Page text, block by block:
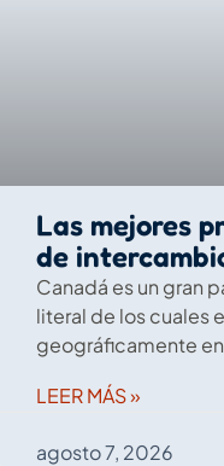
Las mejores
de
Canadá es un gran
literal de los cuales
geográficamente
LEER MÁS »
agosto 7, 2026